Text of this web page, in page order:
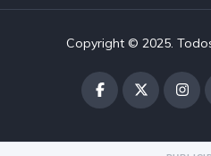
Copyright © 2025.